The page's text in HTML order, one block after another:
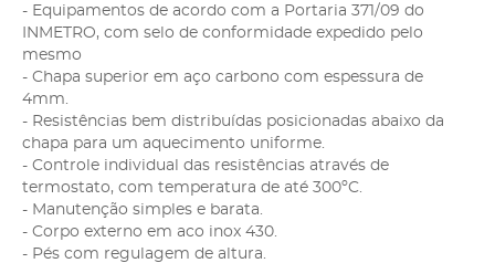
- Equipamentos de acordo com a Portaria 371/09 do
INMETRO, com selo de conformidade expedido pelo
mesmo
- Chapa superior em aço carbono com espessura de
4mm.
- Resistências bem distribuídas posicionadas abaixo da
chapa para um aquecimento uniforme.
- Controle individual das resistências através de
termostato, com temperatura de até 300ºC.
- Manutenção simples e barata.
- Corpo externo em aco inox 430.
- Pés com regulagem de altura.